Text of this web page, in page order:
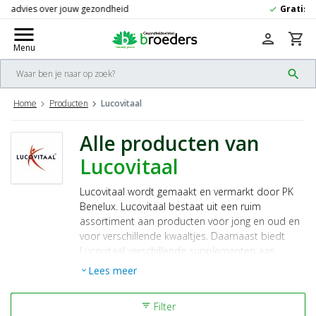
check Gratis
menu
Menu
search
person shopping_cart
Home Producten Lucovitaal
Alle producten van
Lucovitaal
Lucovitaal wordt gemaakt en vermarkt door PK
Benelux. Lucovitaal bestaat uit een ruim
assortiment aan producten voor jong en oud en
voor verschillende kwaaltjes. Daarnaast biedt
Lucovitaal verschillende supplementen aan,
waaronder voedingssupplementen. Bij Broeders
assortiment aan Lucovitaal producten. Denk
hierbij niet alleen aan vitamines en mineralen,
expand_more Lees meer
filter_list Filter